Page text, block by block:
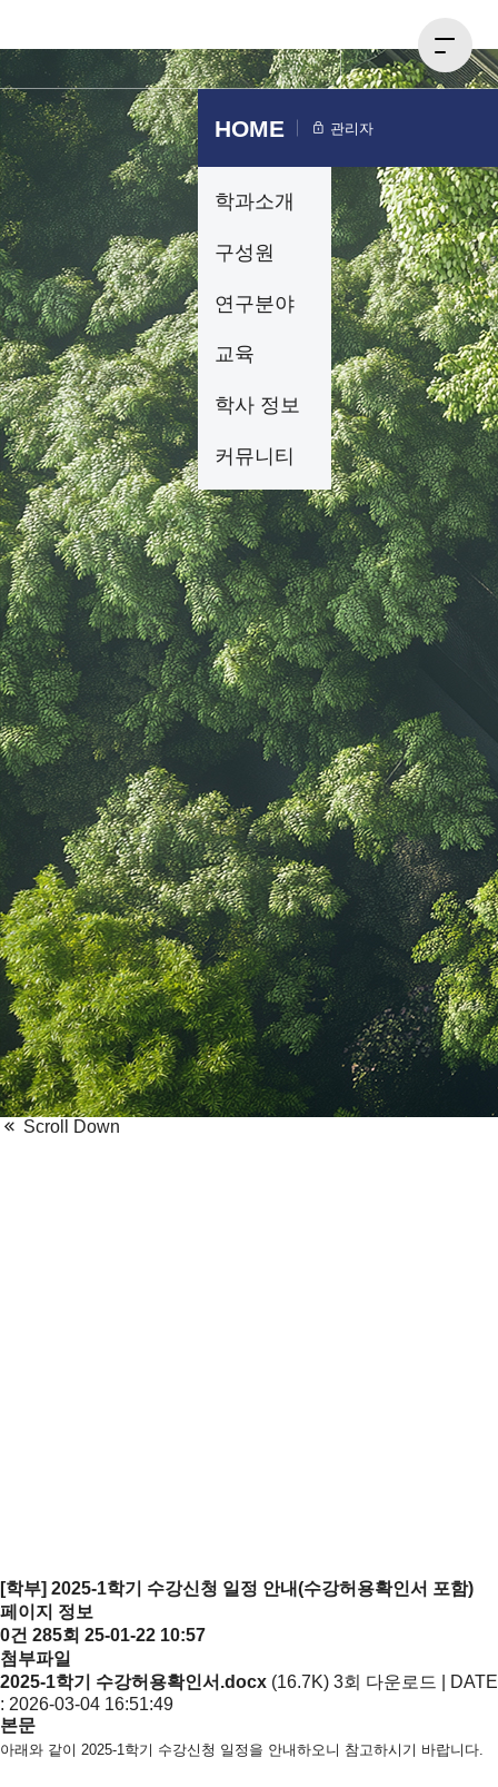
HOME 관리자
학과소개
구성원
연구분야
교육
학사 정보
커뮤니티
Scroll Down
[학부] 2025-1학기 수강신청 일정 안내(수강허용확인서 포함)
페이지 정보
0건 285회 25-01-22 10:57
첨부파일
2025-1학기 수강허용확인서.docx (16.7K) 3회 다운로드 | DATE
: 2026-03-04 16:51:49
본문
아래와 같이 2025-1학기 수강신청 일정을 안내하오니 참고하시기 바랍니다.